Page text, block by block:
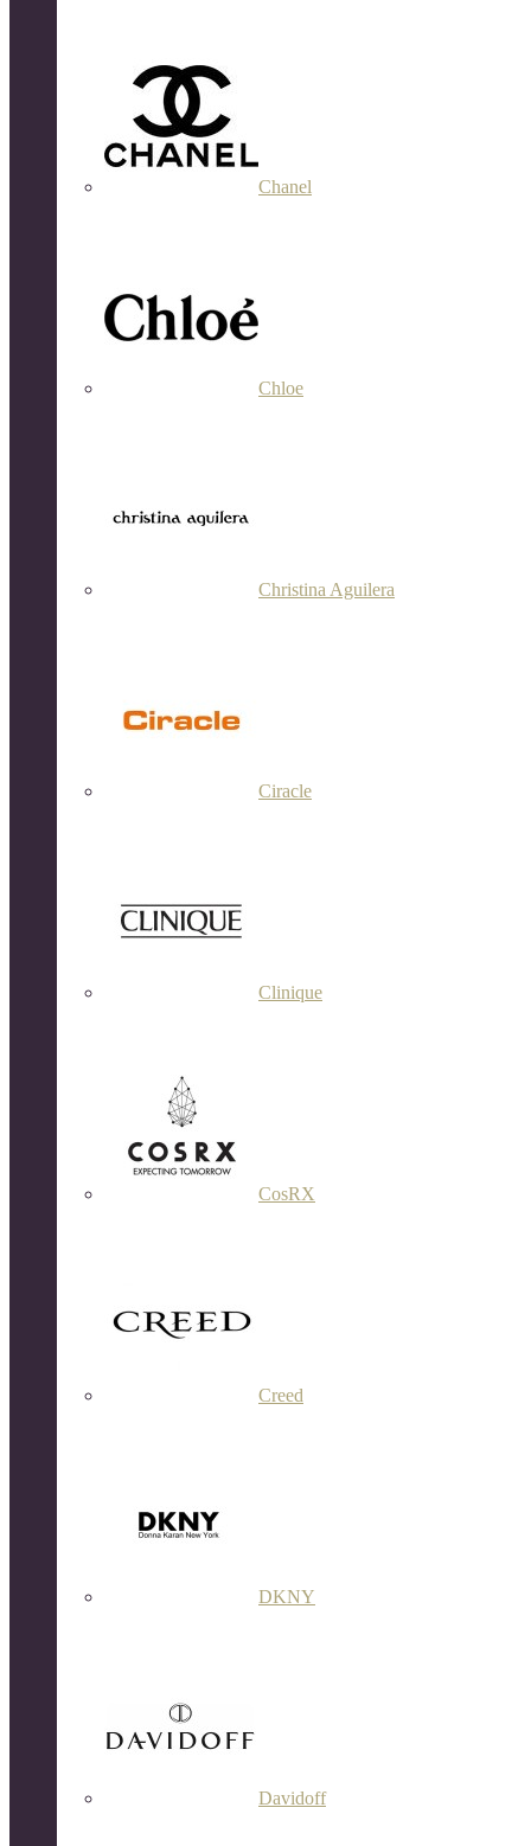
Chanel
Chloe
Christina Aguilera
Ciracle
Clinique
CosRX
Creed
DKNY
Davidoff